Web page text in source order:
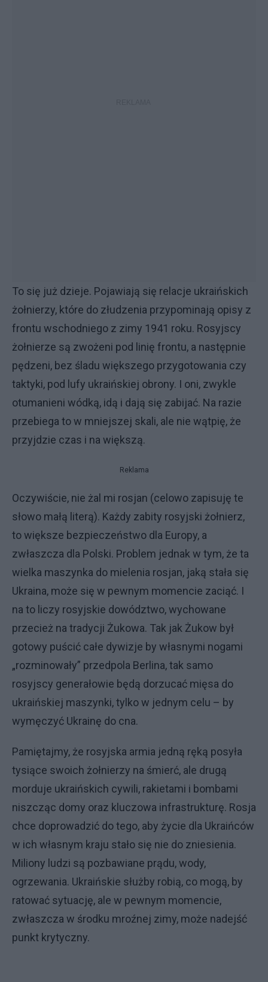
To się już dzieje. Pojawiają się relacje ukraińskich
żołnierzy, które do złudzenia przypominają opisy z
frontu wschodniego z zimy 1941 roku. Rosyjscy
żołnierze są zwożeni pod linię frontu, a następnie
pędzeni, bez śladu większego przygotowania czy
taktyki, pod lufy ukraińskiej obrony. I oni, zwykle
otumanieni wódką, idą i dają się zabijać. Na razie
przebiega to w mniejszej skali, ale nie wątpię, że
przyjdzie czas i na większą.
Reklama
Oczywiście, nie żal mi rosjan (celowo zapisuję te
słowo małą literą). Każdy zabity rosyjski żołnierz,
to większe bezpieczeństwo dla Europy, a
zwłaszcza dla Polski. Problem jednak w tym, że ta
wielka maszynka do mielenia rosjan, jaką stała się
Ukraina, może się w pewnym momencie zaciąć. I
na to liczy rosyjskie dowództwo, wychowane
przecież na tradycji Żukowa. Tak jak Żukow był
gotowy puścić całe dywizje by własnymi nogami
„rozminowały” przedpola Berlina, tak samo
rosyjscy generałowie będą dorzucać mięsa do
ukraińskiej maszynki, tylko w jednym celu – by
wymęczyć Ukrainę do cna.
Pamiętajmy, że rosyjska armia jedną ręką posyła
tysiące swoich żołnierzy na śmierć, ale drugą
morduje ukraińskich cywili, rakietami i bombami
niszcząc domy oraz kluczowa infrastrukturę. Rosja
chce doprowadzić do tego, aby życie dla Ukraińców
w ich własnym kraju stało się nie do zniesienia.
Miliony ludzi są pozbawiane prądu, wody,
ogrzewania. Ukraińskie służby robią, co mogą, by
ratować sytuację, ale w pewnym momencie,
zwłaszcza w środku mroźnej zimy, może nadejść
punkt krytyczny.